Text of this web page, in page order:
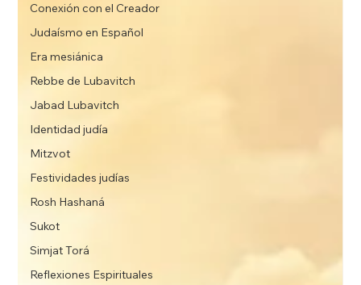
Conexión con el Creador
Judaísmo en Español
Era mesiánica
Rebbe de Lubavitch
Jabad Lubavitch
Identidad judía
Mitzvot
Festividades judías
Rosh Hashaná
Sukot
Simjat Torá
Reflexiones Espirituales